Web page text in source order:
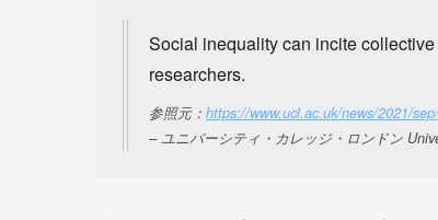
Social inequality can incite
researchers.
参照元： https://www.ucl.ac.uk/news/2021/
– ユニバーシティ・カレッジ・ロンドン